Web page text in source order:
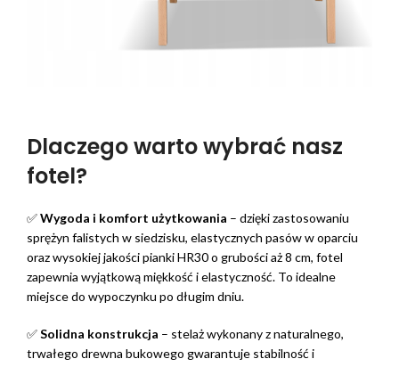
Dlaczego warto wybrać nasz
fotel?
✅Wygoda i komfort użytkowania – dzięki zastosowaniu
sprężyn falistych w siedzisku, elastycznych pasów w oparciu
oraz wysokiej jakości pianki HR30 o grubości aż 8 cm, fotel
zapewnia wyjątkową miękkość i elastyczność. To idealne
miejsce do wypoczynku po długim dniu.
✅Solidna konstrukcja – stelaż wykonany z naturalnego,
trwałego drewna bukowego gwarantuje stabilność i